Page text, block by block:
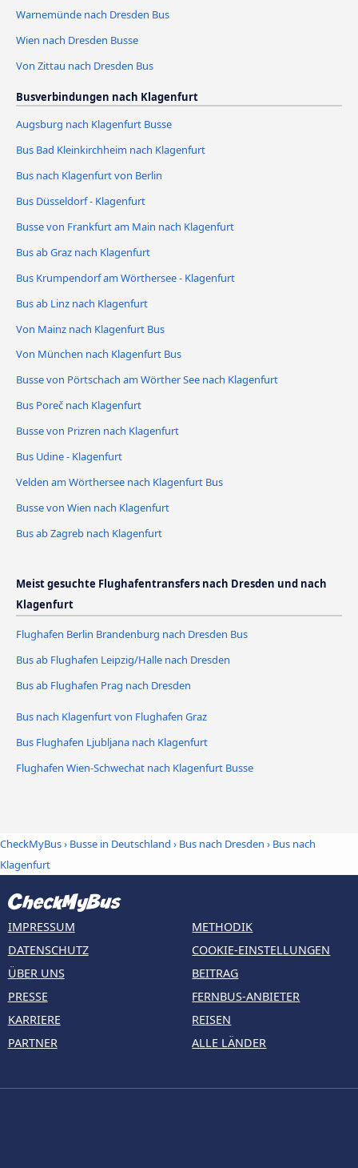
Warnemünde nach Dresden Bus
Wien nach Dresden Busse
Von Zittau nach Dresden Bus
Busverbindungen nach Klagenfurt
Augsburg nach Klagenfurt Busse
Bus Bad Kleinkirchheim nach Klagenfurt
Bus nach Klagenfurt von Berlin
Bus Düsseldorf - Klagenfurt
Busse von Frankfurt am Main nach Klagenfurt
Bus ab Graz nach Klagenfurt
Bus Krumpendorf am Wörthersee - Klagenfurt
Bus ab Linz nach Klagenfurt
Von Mainz nach Klagenfurt Bus
Von München nach Klagenfurt Bus
Busse von Pörtschach am Wörther See nach Klagenfurt
Bus Poreč nach Klagenfurt
Busse von Prizren nach Klagenfurt
Bus Udine - Klagenfurt
Velden am Wörthersee nach Klagenfurt Bus
Busse von Wien nach Klagenfurt
Bus ab Zagreb nach Klagenfurt
Meist gesuchte Flughafentransfers nach Dresden und nach
Klagenfurt
Flughafen Berlin Brandenburg nach Dresden Bus
Bus ab Flughafen Leipzig/Halle nach Dresden
Bus ab Flughafen Prag nach Dresden
Bus nach Klagenfurt von Flughafen Graz
Bus Flughafen Ljubljana nach Klagenfurt
Flughafen Wien-Schwechat nach Klagenfurt Busse
CheckMyBus› Busse in Deutschland › Bus nach Dresden › Bus nach
Klagenfurt
IMPRESSUM
DATENSCHUTZ
ÜBER UNS
PRESSE
KARRIERE
PARTNER
METHODIK
COOKIE-EINSTELLUNGEN
BEITRAG
FERNBUS-ANBIETER
REISEN
ALLE LÄNDER